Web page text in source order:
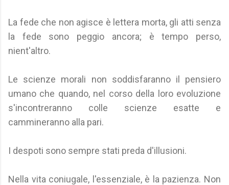
La fede che non agisce è lettera morta, gli atti senza
la fede sono peggio ancora; è tempo perso,
nient'altro.
Le scienze morali non soddisfaranno il pensiero
umano che quando, nel corso della loro evoluzione
s'incontreranno colle scienze esatte e
cammineranno alla pari.
I despoti sono sempre stati preda d'illusioni.
Nella vita coniugale, l'essenziale, è la pazienza. Non